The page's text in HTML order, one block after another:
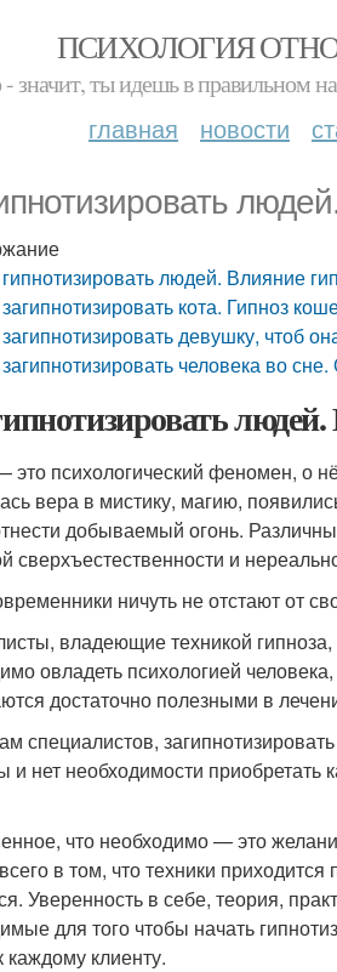
ПСИХОЛОГИЯ
- значит, ты идешь в правильном
главная новости
людей. Влияние
кота. Гипноз
девушку, чтоб
человека во
это психологический феномен, о
вера в мистику, магию,
добываемый огонь.
сверхъестественности и
ничуть не отстают от
владеющие техникой
овладеть психологией
достаточно полезными в
специалистов,
и нет необходимости
что необходимо — это
в том, что техники
Уверенность в себе, теория,
для того чтобы начать
каждому клиенту.